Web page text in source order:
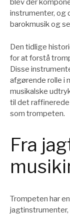
blev der
instrumenter, og
barokmusik og
Den tidlige
for at forstå
Disse
afgørende rolle i
musikalske
til det
som trompeten.
Fra
Trompeten har
jagtinstrumenter,